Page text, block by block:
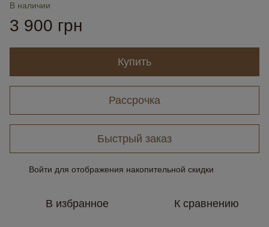
В наличии
3 900 грн
Купить
Рассрочка
Быстрый заказ
Войти для отображения накопительной скидки
В избранное К сравнению